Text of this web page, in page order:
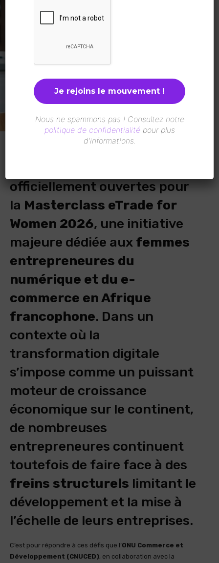
officiellement ouvertes pour
la Masterclass eTrade for
Women 2026, une initiative
majeure dédiée aux femmes
entrepreneures du
numérique et du e-
commerce en Afrique
francophone. Dans un
contexte où la
transformation digitale
s’impose comme un puissant
moteur de croissance
économique sur le continent,
de nombreuses
entrepreneures continuent
toutefois de faire face à des
freins structurels limitant le
développement et la mise à
l’échelle de leurs entreprises.
C’est pour répondre à ces défis que l’ONU Commerce et
Développement (CNUCED), en collaboration avec la
Nous ne spammons pas ! Consultez notre
politique de confidentialitépour plus
d’informations.